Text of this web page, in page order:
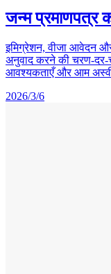
जन्म प्रमाणपत्र
इमिग्रेशन, वीजा आवेदन
अनुवाद करने की चरण-दर-
आवश्यकताएँ और आम
2026/3/6